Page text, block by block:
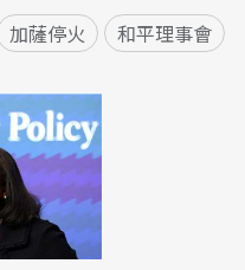
加薩停火 和平理事會